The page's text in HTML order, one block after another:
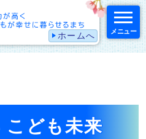
ホームへ メニュー
こども未来